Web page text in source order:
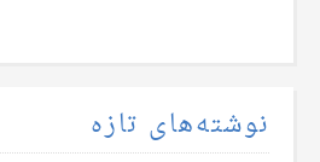
نوشته‌های تازه